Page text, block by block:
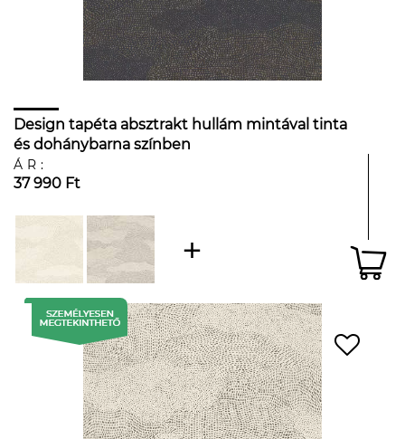
Design tapéta absztrakt hullám mintával tinta
és dohánybarna színben
ÁR:
37 990 Ft